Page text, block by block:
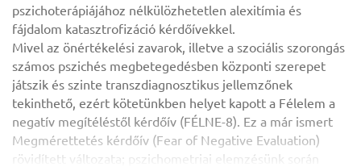
pszichoterápiájához nélkülözhetetlen alexitímia és
fájdalom katasztrofizáció kérdőívekkel.
Mivel az önértékelési zavarok, illetve a szociális szorongás
számos pszichés megbetegedésben központi szerepet
játszik és szinte transzdiagnosztikus jellemzőnek
tekinthető, ezért kötetünkben helyet kapott a Félelem a
negatív megítéléstől kérdőív (FÉLNE-8). Ez a már ismert
Megmérettetés kérdőív (Fear of Negative Evaluation)
rövidített változata; pszichometriai elemzésünk során